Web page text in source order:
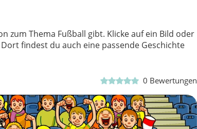
zum Thema Fußball gibt. Klicke auf ein Bild oder
findest du auch eine passende Geschichte
0 Bewertungen